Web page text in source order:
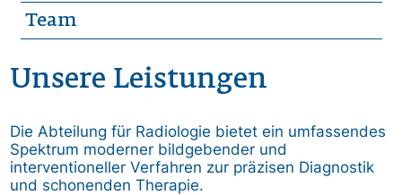
Team
Unsere Leistungen
Die Abteilung für Radiologie bietet ein umfassendes
Spektrum moderner bildgebender und
interventioneller Verfahren zur präzisen Diagnostik
und schonenden Therapie.